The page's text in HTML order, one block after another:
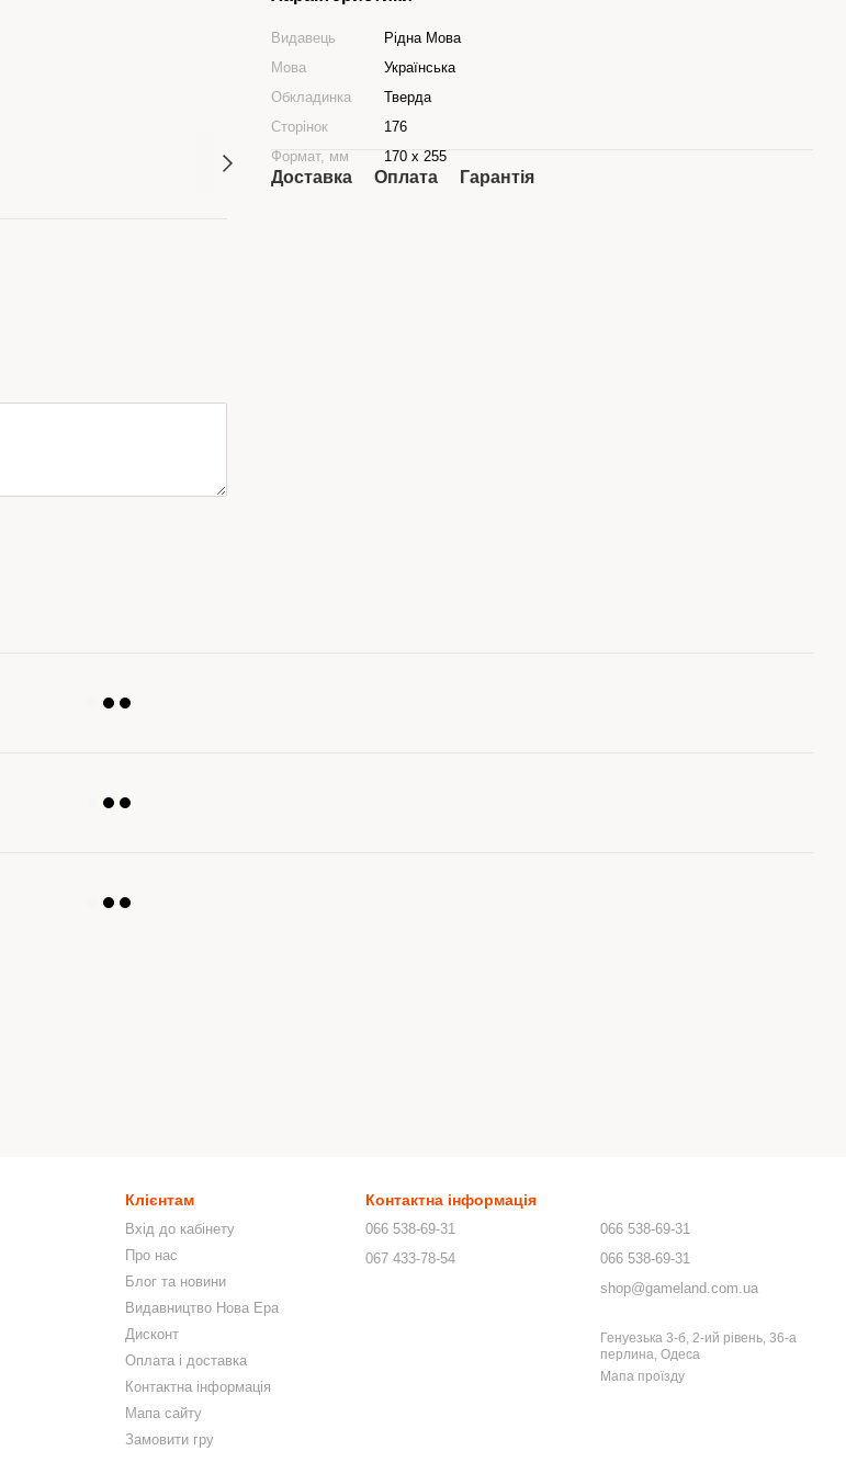
Видавець
Рідна Мова
Мова
Українська
Обкладинка
Тверда
Сторінок
176
Формат, мм
170 x 255
Доставка Оплата Гарантія
Клієнтам
Вхід до кабінету
Про нас
Блог та новини
Видавництво Нова Ера
Дисконт
Оплата і доставка
Контактна інформація
Мапа сайту
Замовити гру
Контактна інформація
066 538-69-31
067 433-78-54
066 538-69-31
066 538-69-31
shop@gameland.com.ua
Генуезька 3-б, 2-ий рівень, 36-а
перлина, Одеса
Мапа проїзду